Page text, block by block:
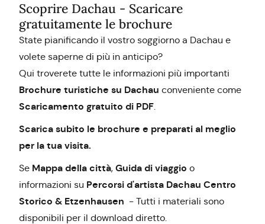
Scoprire Dachau - Scaricare
gratuitamente le brochure
State pianificando il vostro soggiorno a Dachau e
volete saperne di più in anticipo?
Qui troverete tutte le informazioni più importanti
Brochure turistiche su Dachau conveniente come
Scaricamento gratuito di PDF.
Scarica subito le brochure e preparati al meglio
per la tua visita.
Se Mappa della città, Guida di viaggio o
informazioni su Percorsi d'artista Dachau Centro
Storico & Etzenhausen - Tutti i materiali sono
disponibili per il download diretto.